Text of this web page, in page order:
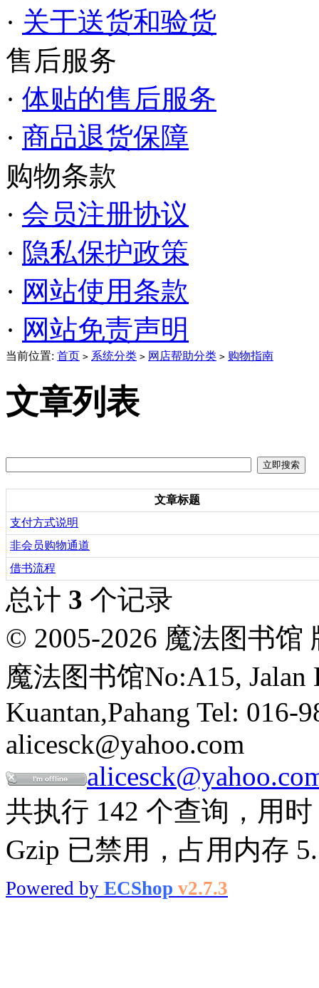
· 关于送货和验货
售后服务
· 体贴的售后服务
· 商品退货保障
购物条款
· 会员注册协议
· 隐私保护政策
· 网站使用条款
· 网站免责声明
当前位置: 首页 > 系统分类 > 网店帮助分类 > 购物指南
文章列表
文章标题
支付方式说明
非会员购物通道
借书流程
总计 3 个记录
© 2005-2026 魔法图书
魔法图书馆No:A15, Jalan
Kuantan,Pahang Tel: 016-
alicesck@yahoo.com
共执行 142 个查询，用
Gzip 已禁用，占用内存
Powered by ECShop v2.7.3